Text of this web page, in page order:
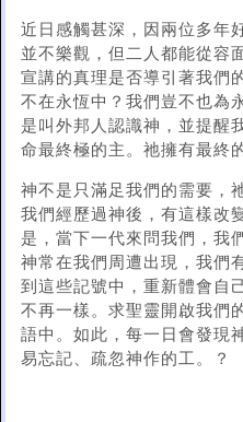
近日感觸甚深，因兩位多年
並不樂觀，但二人都能從容
宣講的真理是否導引著我們
不在永恆中？我們豈不也為
是叫外邦人認識神，並提醒
命最終極的主。祂擁有最終
神不是只滿足我們的需要，
我們經歷過神後，有這樣改
是，當下一代來問我們，我
神常在我們周遭出現，我們
到這些記號中，重新體會自
不再一樣。求聖靈開啟我們
語中。如此，每一日會發現
易忘記、疏忽神作的工。？